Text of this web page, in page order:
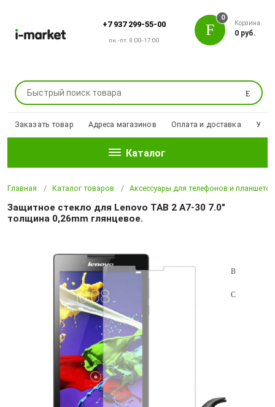
+7 937 299-55-00
пн.-пт. 8:00-17:00
Поиск
0
Корзина
0 руб.
Заказать товар Адреса магазинов Оплата и доставка
Каталог
Главная Каталог товаров Аксессуары для телефонов и планшетов
Защитное стекло для Lenovo TAB 2 A7-30 7.0"
толщина 0,26mm глянцевое.